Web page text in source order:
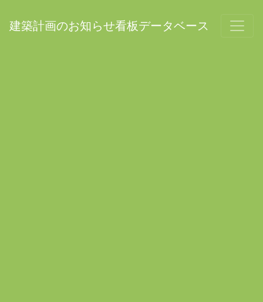
建築計画のお知らせ看板データベース